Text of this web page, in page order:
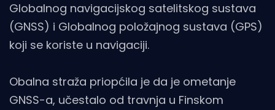
Globalnog navigacijskog satelitskog sustava
(GNSS) i Globalnog položajnog sustava (GPS)
koji se koriste u navigaciji.
Obalna straža priopćila je da je ometanje
GNSS-a, učestalo od travnja u Finskom